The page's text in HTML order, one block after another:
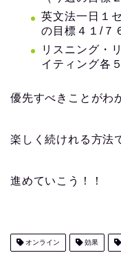
英文法一日１
の目標４１/７
リスニング・
イティング各
優先すべきことがわ
楽しく続けれる方法
進めていこう！！
オンライン 効果